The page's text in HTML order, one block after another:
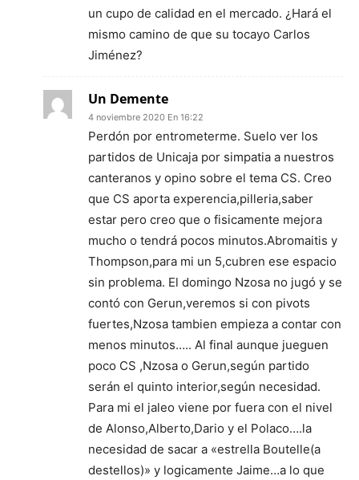
un cupo de calidad en el mercado. ¿Hará el
mismo camino de que su tocayo Carlos
Jiménez?
Un Demente
4 noviembre 2020 En 16:22
Perdón por entrometerme. Suelo ver los
partidos de Unicaja por simpatia a nuestros
canteranos y opino sobre el tema CS. Creo
que CS aporta experencia,pilleria,saber
estar pero creo que o fisicamente mejora
mucho o tendrá pocos minutos.Abromaitis y
Thompson,para mi un 5,cubren ese espacio
sin problema. El domingo Nzosa no jugó y se
contó con Gerun,veremos si con pivots
fuertes,Nzosa tambien empieza a contar con
menos minutos….. Al final aunque jueguen
poco CS ,Nzosa o Gerun,según partido
serán el quinto interior,según necesidad.
Para mi el jaleo viene por fuera con el nivel
de Alonso,Alberto,Dario y el Polaco….la
necesidad de sacar a «estrella Boutelle(a
destellos)» y logicamente Jaime…a lo que